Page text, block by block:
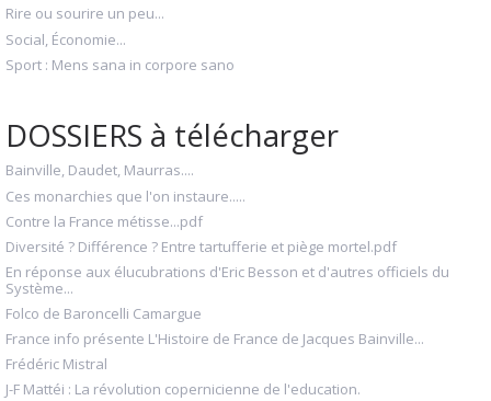
Rire ou sourire un peu...
Social, Économie...
Sport : Mens sana in corpore sano
DOSSIERS à télécharger
Bainville, Daudet, Maurras....
Ces monarchies que l'on instaure.....
Contre la France métisse...pdf
Diversité ? Différence ? Entre tartufferie et piège mortel.pdf
En réponse aux élucubrations d'Eric Besson et d'autres officiels du
Système...
Folco de Baroncelli Camargue
France info présente L'Histoire de France de Jacques Bainville...
Frédéric Mistral
J-F Mattéi : La révolution copernicienne de l'education.